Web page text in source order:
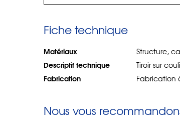
Fiche technique
Matériaux Structure,
Descriptif technique Tiroir sur
Fabrication Fabrication
Nous vous